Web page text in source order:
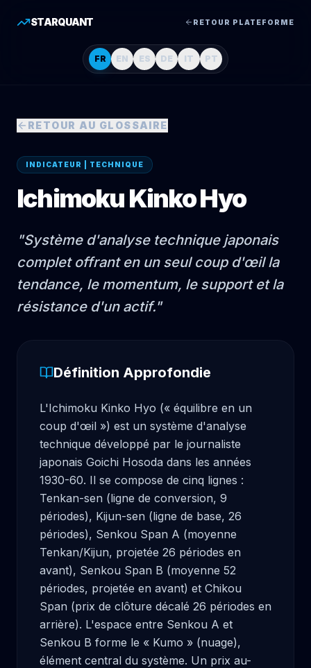
STARQUANT RETOUR PLATEFORME
FR EN ES DE IT PT
RETOUR AU GLOSSAIRE
INDICATEUR | TECHNIQUE
Ichimoku Kinko Hyo
"Système d'analyse technique japonais
complet offrant en un seul coup d'œil la
tendance, le momentum, le support et la
résistance d'un actif."
Définition Approfondie
L'Ichimoku Kinko Hyo (« équilibre en un
coup d'œil ») est un système d'analyse
technique développé par le journaliste
japonais Goichi Hosoda dans les années
1930-60. Il se compose de cinq lignes :
Tenkan-sen (ligne de conversion, 9
périodes), Kijun-sen (ligne de base, 26
périodes), Senkou Span A (moyenne
Tenkan/Kijun, projetée 26 périodes en
avant), Senkou Span B (moyenne 52
périodes, projetée en avant) et Chikou
Span (prix de clôture décalé 26 périodes en
arrière). L'espace entre Senkou A et
Senkou B forme le « Kumo » (nuage),
élément central du système. Un prix au-